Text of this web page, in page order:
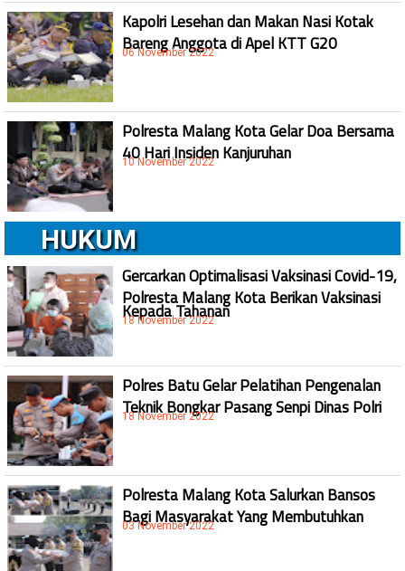
Kapolri Lesehan dan Makan Nasi Kotak
Bareng Anggota di Apel KTT G20
06 November 2022
Polresta Malang Kota Gelar Doa Bersama
40 Hari Insiden Kanjuruhan
10 November 2022
HUKUM
Gercarkan Optimalisasi Vaksinasi Covid-19,
Polresta Malang Kota Berikan Vaksinasi
Kepada Tahanan
18 November 2022
Polres Batu Gelar Pelatihan Pengenalan
Teknik Bongkar Pasang Senpi Dinas Polri
18 November 2022
Polresta Malang Kota Salurkan Bansos
Bagi Masyarakat Yang Membutuhkan
03 November 2022